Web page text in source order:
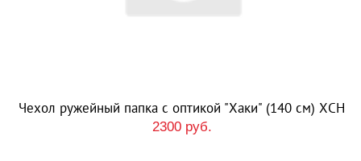
Чехол ружейный папка с оптикой "Хаки" (140 см) ХСН
2300 руб.